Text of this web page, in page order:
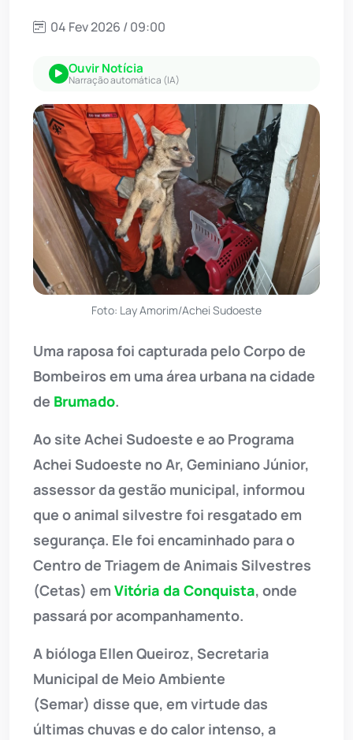
04 Fev 2026 / 09:00
Ouvir Notícia
Narração automática (IA)
Foto: Lay Amorim/Achei Sudoeste
Uma raposa foi capturada pelo Corpo de
Bombeiros em uma área urbana na cidade
de Brumado.
Ao site Achei Sudoeste e ao Programa
Achei Sudoeste no Ar, Geminiano Júnior,
assessor da gestão municipal, informou
que o animal silvestre foi resgatado em
segurança. Ele foi encaminhado para o
Centro de Triagem de Animais Silvestres
(Cetas) em Vitória da Conquista, onde
passará por acompanhamento.
A bióloga Ellen Queiroz, Secretaria
Municipal de Meio Ambiente
(Semar) disse que, em virtude das
últimas chuvas e do calor intenso, a